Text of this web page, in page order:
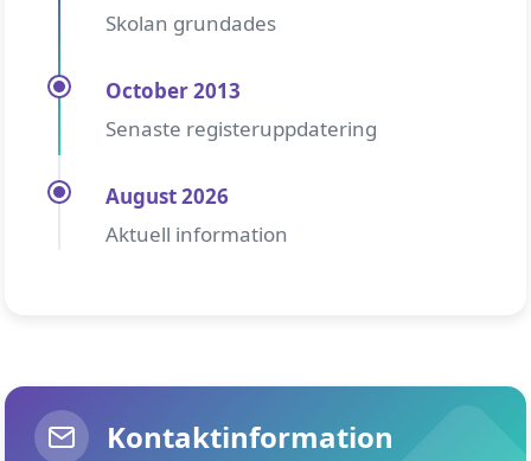
Skolan grundades
October 2013
Senaste registeruppdatering
August 2026
Aktuell information
Kontaktinformation